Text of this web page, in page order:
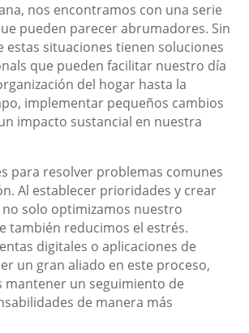
nos encontramos con una serie
pueden parecer abrumadores. Sin
estas situaciones tienen soluciones
que pueden facilitar nuestro día
del hogar hasta la
implementar pequeños cambios
impacto sustancial en nuestra
para resolver problemas comunes
Al establecer prioridades y crear
solo optimizamos nuestro
también reducimos el estrés.
digitales o aplicaciones de
un gran aliado en este proceso,
un seguimiento de
de manera más